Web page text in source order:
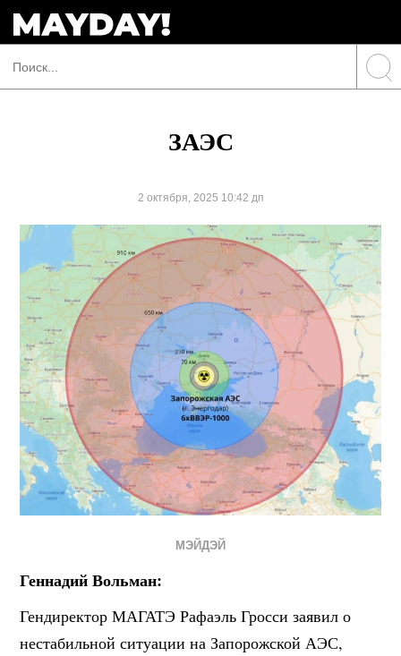
ЗАЭС
2 октября, 2025 10:42 дп
МЭЙДЭЙ
Геннадий Вольман:
Гендиректор МАГАТЭ Рафаэль Гросси заявил о
нестабильной ситуации на Запорожской АЭС,